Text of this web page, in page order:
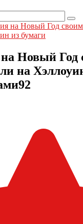
на Новый Год
из бумаги
Новый Год
на